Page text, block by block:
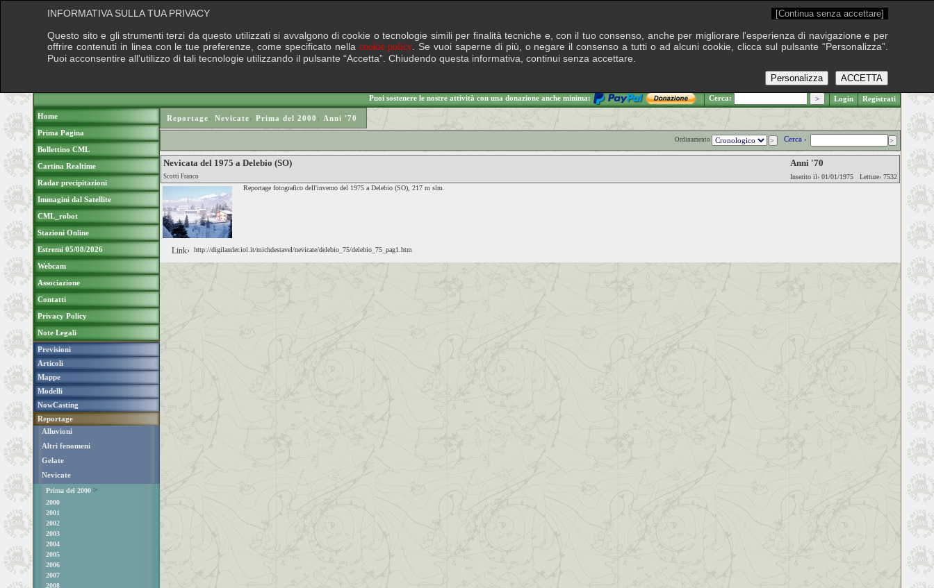
.: Giovedì 6 agosto 2026
Puoi sostenere le nostre attività con una donazione anche minima: Cerca: Login Registrati
Home
Prima Pagina
Bollettino CML
Cartina Realtime
Radar precipitazioni
Immagini dal Satellite
CML_robot
Stazioni Online
Estremi 05/08/2026
Webcam
Associazione
Contatti
Privacy Policy
Note Legali
Previsioni
Articoli
Mappe
Modelli
NowCasting
Reportage
Alluvioni
Altri fenomeni
Gelate
Nevicate
Prima del 2000>
2000
2001
2002
2003
2004
2005
2006
2007
2008
Reportage› Nevicate› Prima del 2000 › Anni '70
Ordinamento Cerca ›
Nevicata del 1975 a Delebio (SO) Anni '70
Scotti Franco
Inserito il› 01/01/1975 Letture› 7532
Reportage fotografico dell'inverno del 1975 a Delebio (SO), 217 m slm.
Link› http://digilander.iol.it/michdestavel/nevicate/delebio_75/delebio_75_pag1.htm
INFORMATIVA SULLA TUA PRIVACY [Continua senza accettare]
Questo sito e gli strumenti terzi da questo utilizzati si avvalgono di cookie o tecnologie simili per finalità tecniche e, con il tuo consenso, anche per migliorare l'esperienza di navigazione e per
offrire contenuti in linea con le tue preferenze, come specificato nella cookie policy . Se vuoi saperne di più, o negare il consenso a tutti o ad alcuni cookie, clicca sul pulsante “Personalizza”.
Puoi acconsentire all'utilizzo di tali tecnologie utilizzando il pulsante “Accetta”. Chiudendo questa informativa, continui senza accettare.
ACCETTA
Personalizza